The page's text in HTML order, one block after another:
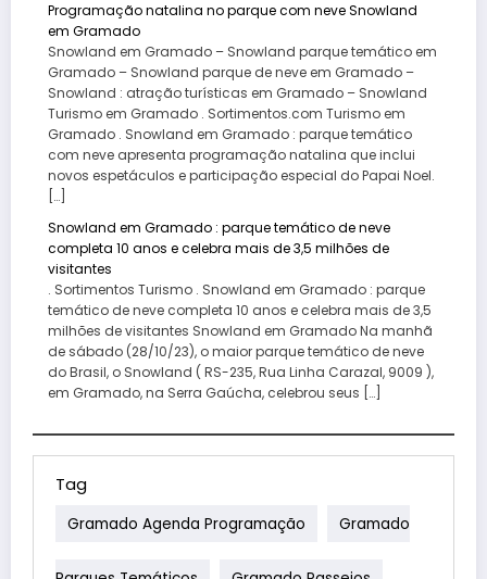
Programação natalina no parque com neve Snowland
em Gramado
Snowland em Gramado – Snowland parque temático em
Gramado – Snowland parque de neve em Gramado –
Snowland : atração turísticas em Gramado – Snowland
Turismo em Gramado . Sortimentos.com Turismo em
Gramado . Snowland em Gramado : parque temático
com neve apresenta programação natalina que inclui
novos espetáculos e participação especial do Papai Noel.
[…]
Snowland em Gramado : parque temático de neve
completa 10 anos e celebra mais de 3,5 milhões de
visitantes
. Sortimentos Turismo . Snowland em Gramado : parque
temático de neve completa 10 anos e celebra mais de 3,5
milhões de visitantes Snowland em Gramado Na manhã
de sábado (28/10/23), o maior parque temático de neve
do Brasil, o Snowland ( RS-235, Rua Linha Carazal, 9009 ),
em Gramado, na Serra Gaúcha, celebrou seus […]
Tag
Gramado Agenda Programação Gramado